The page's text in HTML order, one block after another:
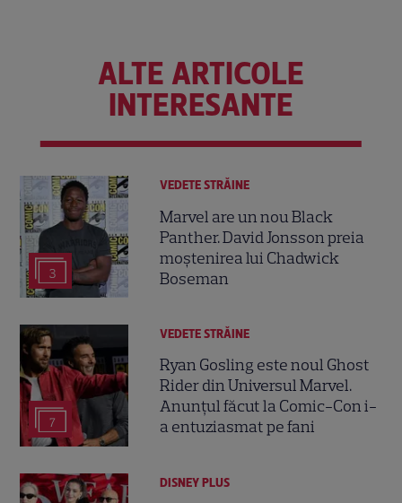
ALTE ARTICOLE
INTERESANTE
3
VEDETE STRĂINE
Marvel are un nou Black
Panther. David Jonsson preia
moștenirea lui Chadwick
Boseman
7
VEDETE STRĂINE
Ryan Gosling este noul Ghost
Rider din Universul Marvel.
Anunțul făcut la Comic-Con i-
a entuziasmat pe fani
DISNEY PLUS